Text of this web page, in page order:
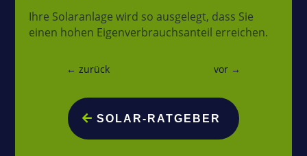
Über
uns
Kontakt
Ihre Solaranlage wird so ausgelegt, dass Sie
einen hohen Eigenverbrauchsanteil erreichen.
← zurück vor →
SOLAR-RATGEBER